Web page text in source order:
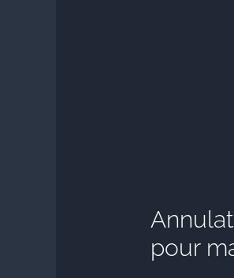
pour